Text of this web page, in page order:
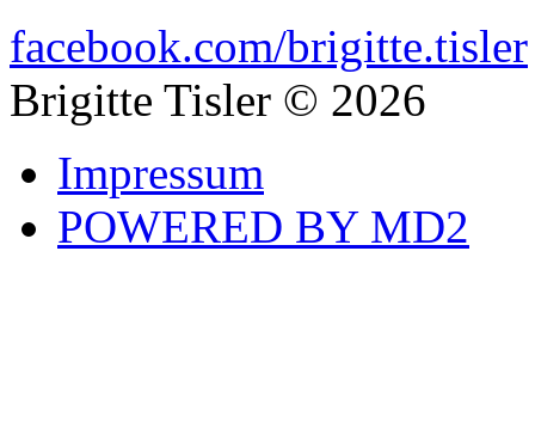
facebook.com/brigitte.tisler
Brigitte Tisler © 2026
Impressum
POWERED BY MD2